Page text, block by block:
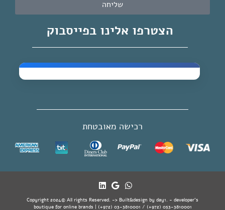
שליחה
הצטרפו אלינו בפייסבוק
רכישה מאובטחת
Copyright 2024© All rights Reserved. -> Built&design by day1. - developer's
boutique for online brands | (+972) 03-3810001 / (+972) 053-3810001